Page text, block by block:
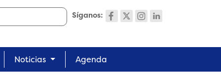
Síganos:
Noticias Agenda